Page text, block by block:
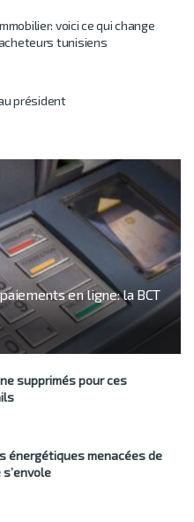
voici ce qui change
tunisiens
président
en ligne: la BCT
supprimés pour ces
énergétiques menacées de